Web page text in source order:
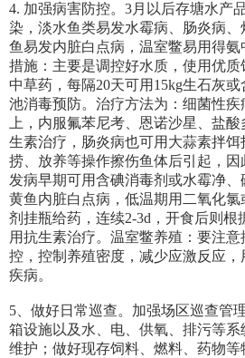
4. 加强病害防控。3月以后存塘水产
染，淡水鱼类易发水霉病、肠炎病
鱼易发内脏白点病，温室鳖易用得
措施：主要是调控好水质，使用优
中草药，每隔20天可用15kg生石灰
池消毒预防。治疗方法为：细菌性
上，内服氟苯尼考、恩诺沙星、盐
生素治疗，肠炎病也可用大蒜素拌
捞、放养等操作擦伤鱼体后引起，因
发病早期可用含碘消毒剂或水霉净
黄鱼内脏白点病，低温期用二氧化
剂挂瓶给药，连续2-3d，开食后则根
用抗生素治疗。温室鳖养殖：要注
控，控制养殖密度，减少应激反应
疾病。
5、做好日常巡查。加强场区巡查管
箱设施以及水、电、供氧、排污等
维护；做好现存饲料、燃料、药物